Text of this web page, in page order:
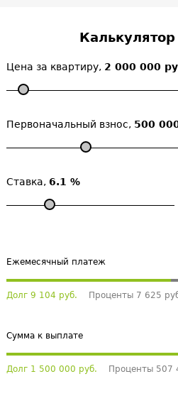
Цена за квартиру, 2 000 000
Первоначальный взнос, 500
Ставка, 6.1 %
Ежемесячный платеж
Долг 9 104 руб. Проценты 7 625
Сумма к выплате
Долг 1 500 000 руб. Проценты 507